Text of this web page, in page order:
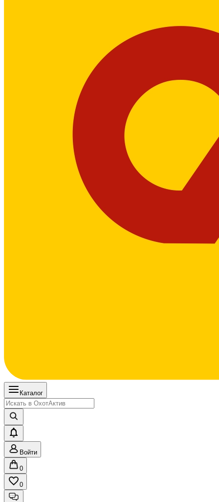
Каталог
Войти
0
0